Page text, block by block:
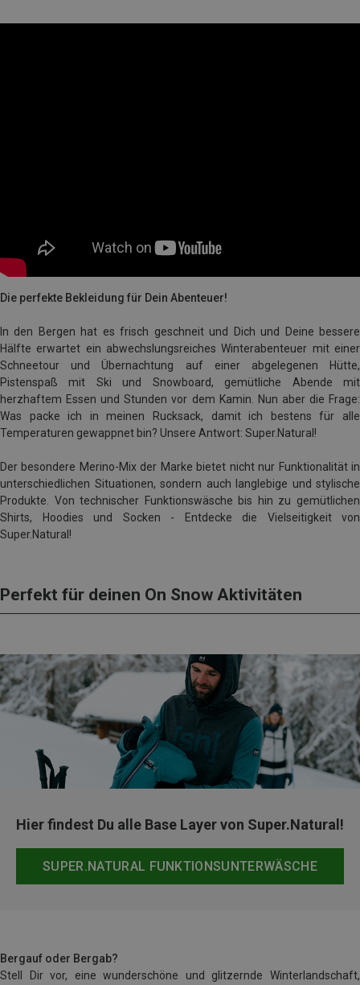
Die perfekte Bekleidung für Dein Abenteuer!
In den Bergen hat es frisch geschneit und Dich und Deine bessere
Hälfte erwartet ein abwechslungsreiches Winterabenteuer mit einer
Schneetour und Übernachtung auf einer abgelegenen Hütte,
Pistenspaß mit Ski und Snowboard, gemütliche Abende mit
herzhaftem Essen und Stunden vor dem Kamin. Nun aber die Frage:
Was packe ich in meinen Rucksack, damit ich bestens für alle
Temperaturen gewappnet bin? Unsere Antwort: Super.Natural!
Der besondere Merino-Mix der Marke bietet nicht nur Funktionalität in
unterschiedlichen Situationen, sondern auch langlebige und stylische
Produkte. Von technischer Funktionswäsche bis hin zu gemütlichen
Shirts, Hoodies und Socken - Entdecke die Vielseitigkeit von
Super.Natural!
Perfekt für deinen On Snow Aktivitäten
Hier findest Du alle Base Layer von Super.Natural!
SUPER.NATURAL FUNKTIONSUNTERWÄSCHE
Bergauf oder Bergab?
Stell Dir vor, eine wunderschöne und glitzernde Winterlandschaft,